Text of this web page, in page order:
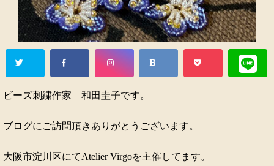
ビーズ刺繍作家 和田圭子です。
ブログにご訪問頂きありがとうございます。
大阪市淀川区にてAtelier Virgoを主催してます。